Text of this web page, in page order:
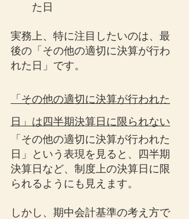
た日
実務上、特に注目したいのは、最
後の「その他の適切に決算が行わ
れた日」です。
「その他の適切に決算が行われた
日」は四半期決算日に限られない
「その他の適切に決算が行われた
日」という表現を見ると、四半期
決算日など、制度上の決算日に限
られるようにも見えます。
しかし、期中会計基準の考え方で